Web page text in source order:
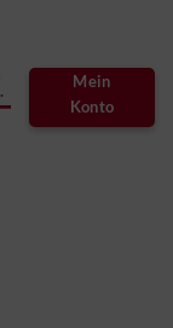
Mein
Konto